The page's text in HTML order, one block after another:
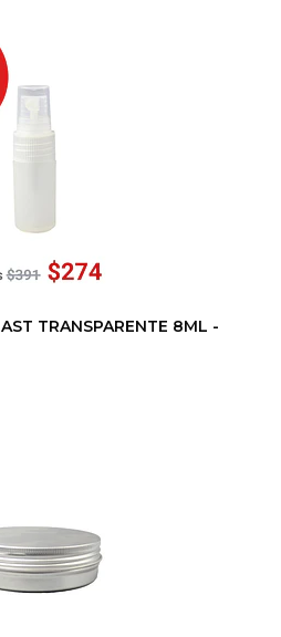
TRANSPARENTE 8ML -